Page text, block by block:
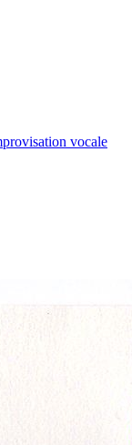
vocale